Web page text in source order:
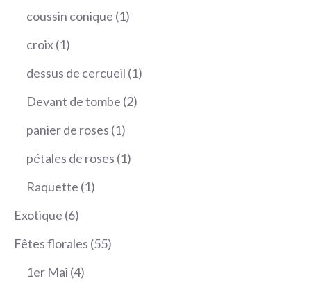
produit
coussin conique 11
croix 11
produit
dessus de cercueil 11
Devant de tombe 22
panier de roses 11
produit
pétales de roses 11
Raquette 11
Exotique 66
produits
Fêtes florales 5555
1er Mai 44